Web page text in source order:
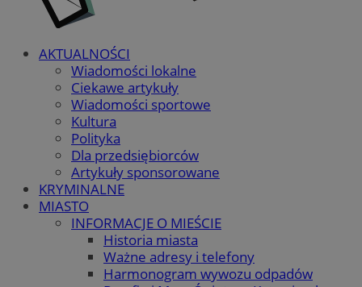
AKTUALNOŚCI
Wiadomości lokalne
Ciekawe artykuły
Wiadomości sportowe
Kultura
Polityka
Dla przedsiębiorców
Artykuły sponsorowane
KRYMINALNE
MIASTO
INFORMACJE O MIEŚCIE
Historia miasta
Ważne adresy i telefony
Harmonogram wywozu odpadów